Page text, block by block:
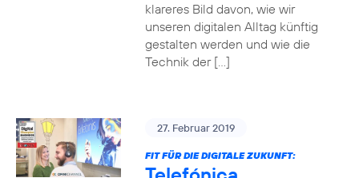
klareres Bild davon, wie wir
unseren digitalen Alltag künftig
gestalten werden und wie die
Technik der […]
27. Februar 2019
FIT FÜR DIE DIGITALE ZUKUNFT: